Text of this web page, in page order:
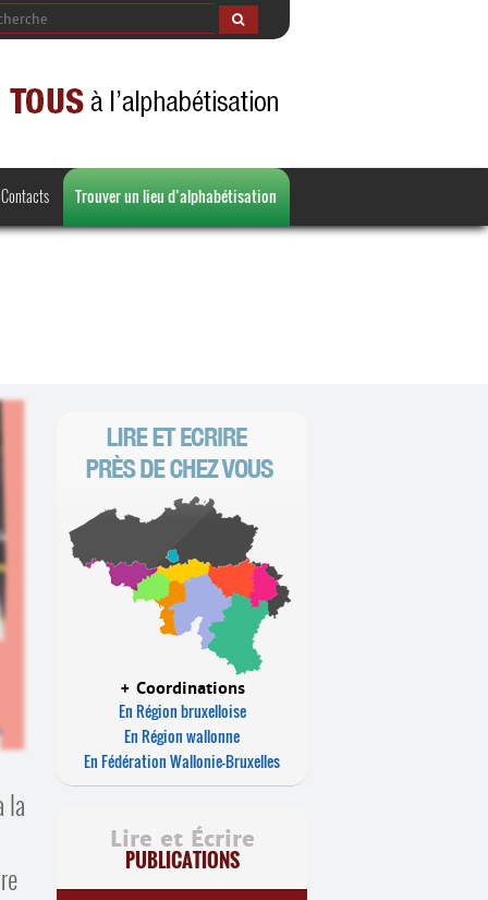
Contacts Trouver un lieu d’alphabétisation
la
+ Coordinations
En Région bruxelloise
En Région wallonne
En Fédération Wallonie-Bruxelles
Lire et Écrire
PUBLICATIONS